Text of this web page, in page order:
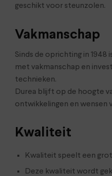
geschikt voor steunzolen.
Vakmanschap
Sinds de oprichting in 1948
met vakmanschap en
technieken.
Durea blijft op de hoogte
ontwikkelingen en wensen
Kwaliteit
Kwaliteit speelt een
Deze kwaliteit wordt